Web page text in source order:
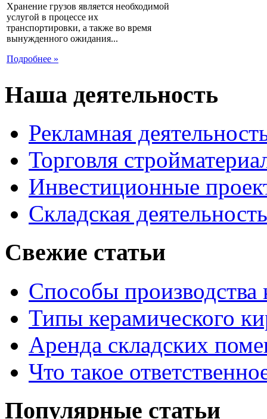
Хранение грузов является необходимой
услугой в процессе их
транспортировки, а также во время
вынужденного ожидания...
Подробнее »
Наша деятельность
Рекламная
Торговля
Инвестиционные
Складская деятельность
Свежие статьи
Способы производства
Типы керамического
Аренда складских
Что такое
Популярные статьи